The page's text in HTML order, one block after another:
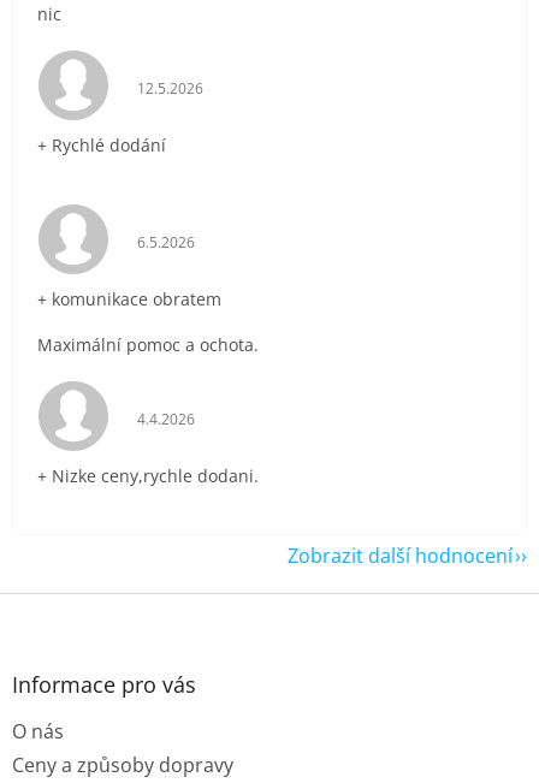
nic
Hodnocení obchodu je 5 z 5 hvězdiček.
12.5.2026
+ Rychlé dodání
Hodnocení obchodu je 5 z 5 hvězdiček.
6.5.2026
+ komunikace obratem
Maximální pomoc a ochota.
Hodnocení obchodu je 5 z 5 hvězdiček.
4.4.2026
+ Nizke ceny,rychle dodani.
Zobrazit další hodnocení
Z
Informace pro vás
O nás
Ceny a způsoby dopravy